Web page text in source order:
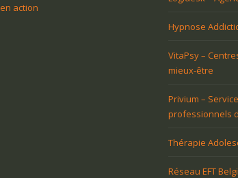
action
Hypnose
VitaPsy –
mieux-être
Privium –
professionnels
Thérapie
Réseau EFT